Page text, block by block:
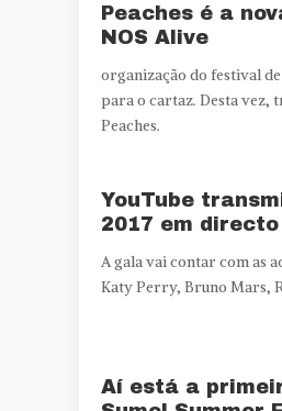
Peaches é a
NOS Alive
organização do festival
para o cartaz. Desta vez,
Peaches.
YouTube
2017 em directo
A gala vai contar com as
Katy Perry, Bruno Mars,
Aí está a